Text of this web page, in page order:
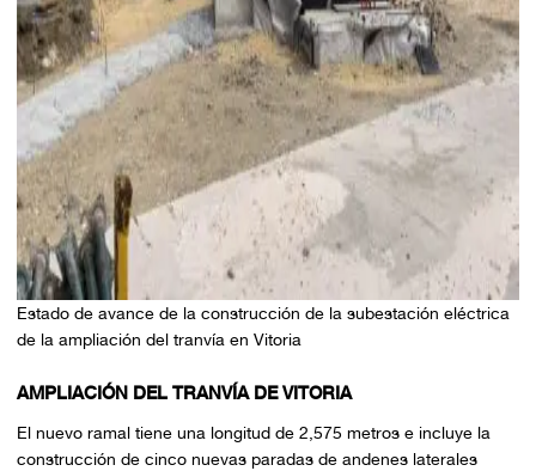
Estado de avance de la construcción de la subestación eléctrica
de la ampliación del tranvía en Vitoria
AMPLIACIÓN DEL TRANVÍA DE VITORIA
El nuevo ramal tiene una longitud de 2,575 metros e incluye la
construcción de cinco nuevas paradas de andenes laterales